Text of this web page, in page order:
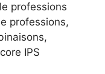
professions
professions,
IPS